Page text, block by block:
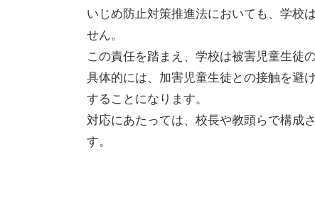
いじめ防止対策推進法においても、学校
せん。
この責任を踏まえ、学校は被害児童生徒
具体的には、加害児童生徒との接触を避
することになります。
対応にあたっては、校長や教頭らで構成
す。